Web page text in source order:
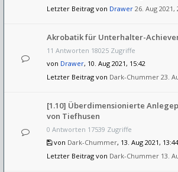
Letzter Beitrag von Drawer 26. Aug 2021,
Akrobatik für Unterhalter-
11 Antworten 18025 Zugriffe
von Drawer, 10. Aug 2021, 15:42
Letzter Beitrag von Dark-Chummer 23.
[1.10] Überdimensionierte
von Tiefhusen
0 Antworten 17539 Zugriffe
von Dark-Chummer, 13. Aug 2021, 13:44
Letzter Beitrag von Dark-Chummer 13.